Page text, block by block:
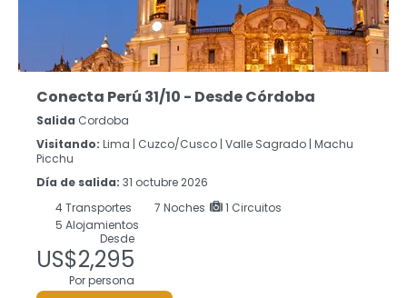
Conecta Perú 31/10 - Desde Córdoba
Salida Cordoba
Visitando: Lima | Cuzco/Cusco | Valle Sagrado | Machu
Picchu
Día de salida: 31 octubre 2026
4Transportes 7 Noches
1 Circuitos
5 Alojamientos
Desde
US$2,295
Por persona